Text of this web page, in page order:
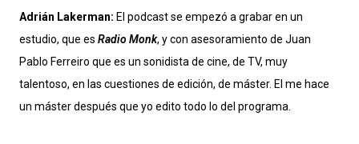
Adrián Lakerman: El podcast se empezó a grabar en un
estudio, que es Radio Monk, y con asesoramiento de Juan
Pablo Ferreiro que es un sonidista de cine, de TV, muy
talentoso, en las cuestiones de edición, de máster. El me hace
un máster después que yo edito todo lo del programa.